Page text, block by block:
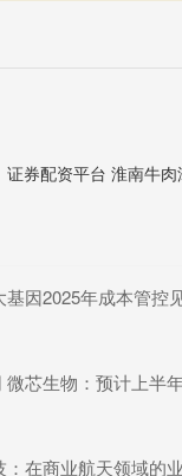
因2025年成本管控
微芯生物：预计上半
：在商业航天领域的